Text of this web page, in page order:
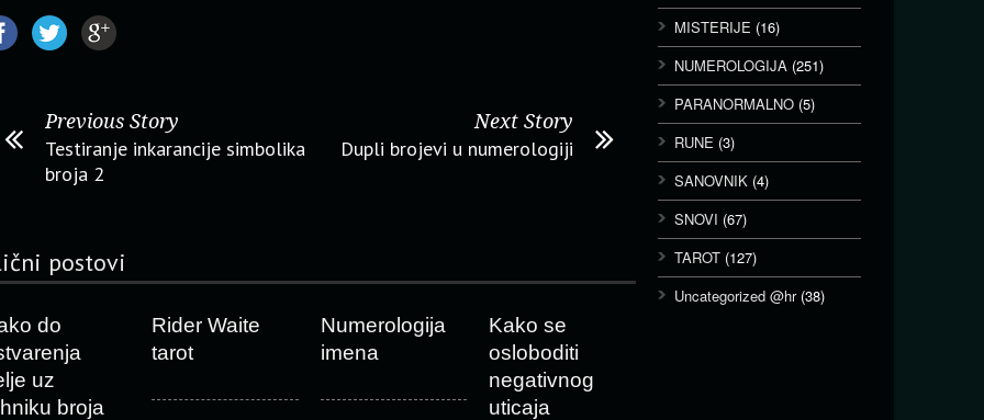
Previous Story
Testiranje inkarancije simbolika
broja 2
Next Story
Dupli brojevi u numerologiji
postovi
do
uz
broja
Rider Waite
tarot
Numerologija
imena
Kako se
osloboditi
negativnog
uticaja
MISTERIJE (16)
NUMEROLOGIJA (251)
PARANORMALNO (5)
RUNE (3)
SANOVNIK (4)
SNOVI (67)
TAROT (127)
Uncategorized @hr(38)